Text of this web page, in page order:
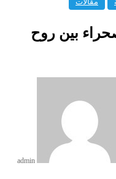
بين روح
admin